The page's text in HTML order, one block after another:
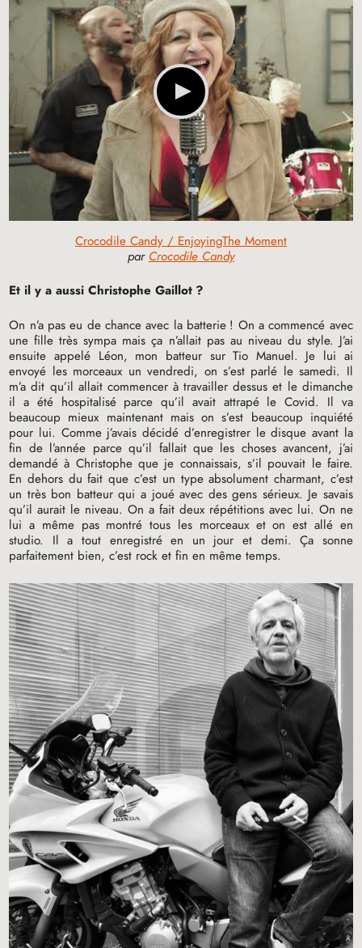
Crocodile Candy / EnjoyingThe Moment
par Crocodile Candy
Et il y a aussi Christophe Gaillot ?
On n’a pas eu de chance avec la batterie ! On a commencé avec
une fille très sympa mais ça n’allait pas au niveau du style. J’ai
ensuite appelé Léon, mon batteur sur Tio Manuel. Je lui ai
envoyé les morceaux un vendredi, on s’est parlé le samedi. Il
m’a dit qu’il allait commencer à travailler dessus et le dimanche
il a été hospitalisé parce qu’il avait attrapé le Covid. Il va
beaucoup mieux maintenant mais on s’est beaucoup inquiété
pour lui. Comme j’avais décidé d’enregistrer le disque avant la
fin de l’année parce qu’il fallait que les choses avancent, j’ai
demandé à Christophe que je connaissais, s’il pouvait le faire.
En dehors du fait que c’est un type absolument charmant, c’est
un très bon batteur qui a joué avec des gens sérieux. Je savais
qu’il aurait le niveau. On a fait deux répétitions avec lui. On ne
lui a même pas montré tous les morceaux et on est allé en
studio. Il a tout enregistré en un jour et demi. Ça sonne
parfaitement bien, c’est rock et fin en même temps.